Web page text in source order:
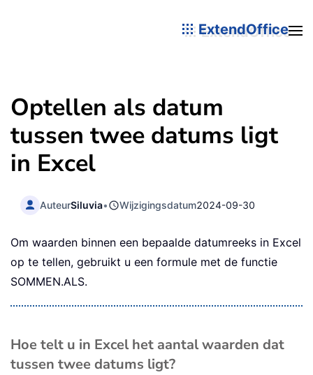
ExtendOffice
Optellen als datum
tussen twee datums ligt
in Excel
AuteurSiluvia• Wijzigingsdatum2024-09-30
Om waarden binnen een bepaalde datumreeks in Excel
op te tellen, gebruikt u een formule met de functie
SOMMEN.ALS.
Hoe telt u in Excel het aantal waarden dat
tussen twee datums ligt?